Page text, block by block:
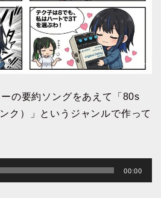
の要約ソングをあえて「80s
ク）」というジャンルで作って
00:00